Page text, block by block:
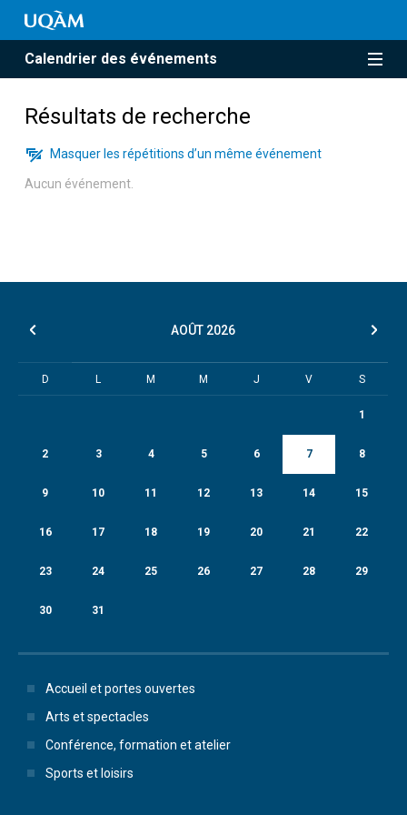
Calendrier des événements
Résultats de recherche
Masquer les répétitions d’un même événement
Aucun événement.
AOÛT 2026
D L M M J V S
1
2 3 4 5 6 7 8
9 10 11 12 13 14 15
16 17 18 19 20 21 22
23 24 25 26 27 28 29
30 31
Accueil et portes ouvertes
Arts et spectacles
Conférence, formation et atelier
Sports et loisirs